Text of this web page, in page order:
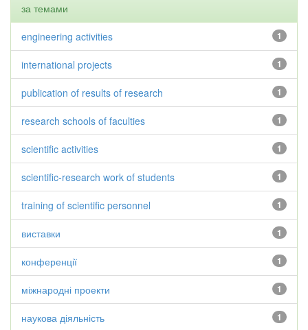
за темами
1
engineering activities
1
international projects
1
publication of results of research
1
research schools of faculties
1
scientific activities
1
scientific-research work of students
1
training of scientific personnel
1
виставки
1
конференції
1
міжнародні проекти
1
наукова діяльність